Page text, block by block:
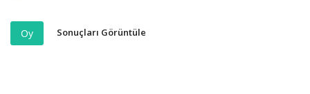
Oy Sonuçları Görüntüle